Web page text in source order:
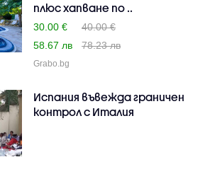
плюс хапване по ..
30.00 €
40.00 €
58.67 лв
78.23 лв
Grabo.bg
Испания въвежда граничен
контрол с Италия